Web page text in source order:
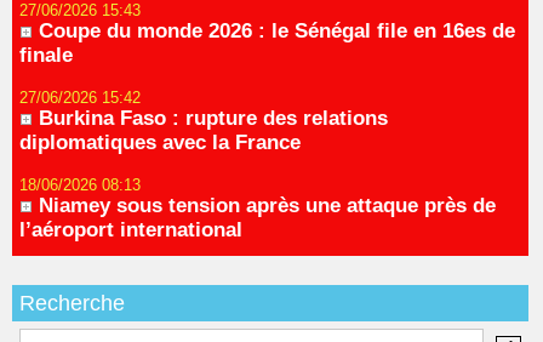
27/06/2026 15:43
Coupe du monde 2026 : le Sénégal file en 16es de
finale
27/06/2026 15:42
Burkina Faso : rupture des relations
diplomatiques avec la France
18/06/2026 08:13
Niamey sous tension après une attaque près de
l’aéroport international
Recherche